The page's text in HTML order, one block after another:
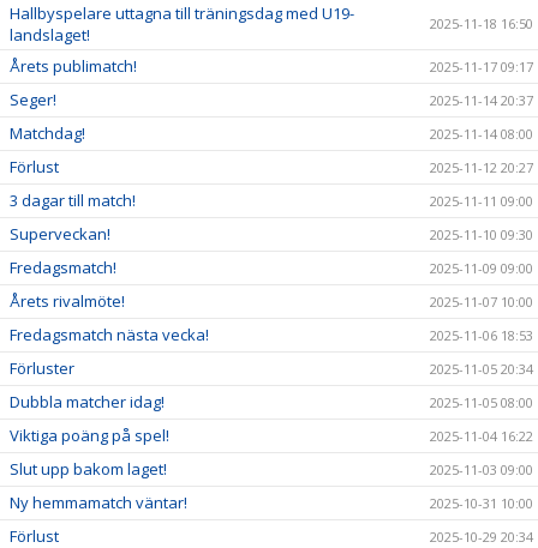
Hallbyspelare uttagna till träningsdag med U19-
landslaget!
2025-11-18 16:50
Årets publimatch! 2025-11-17 09:17
Seger! 2025-11-14 20:37
Matchdag! 2025-11-14 08:00
Förlust 2025-11-12 20:27
3 dagar till match! 2025-11-11 09:00
Superveckan! 2025-11-10 09:30
Fredagsmatch! 2025-11-09 09:00
Årets rivalmöte! 2025-11-07 10:00
Fredagsmatch nästa vecka! 2025-11-06 18:53
Förluster 2025-11-05 20:34
Dubbla matcher idag! 2025-11-05 08:00
Viktiga poäng på spel! 2025-11-04 16:22
Slut upp bakom laget! 2025-11-03 09:00
Ny hemmamatch väntar! 2025-10-31 10:00
Förlust 2025-10-29 20:34